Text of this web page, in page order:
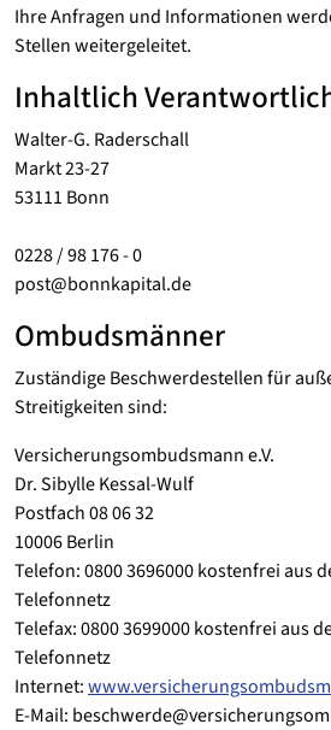
Ihre Anfragen und Informationen
Stellen weitergeleitet.
Inhaltlich
Walter-G. Raderschall
Markt 23-27
53111 Bonn
0228 / 98 176 - 0
post@bonnkapital.de
Ombudsmänner
Zuständige Beschwerdestellen für
Streitigkeiten sind:
Versicherungsombudsmann e.V.
Dr. Sibylle Kessal-Wulf
Postfach 08 06 32
10006 Berlin
Telefon: 0800 3696000 kostenfrei aus
Telefonnetz
Telefax: 0800 3699000 kostenfrei aus
Telefonnetz
Internet:
E-Mail: